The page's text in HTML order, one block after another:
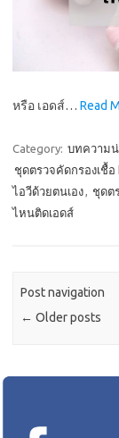
หรือ เอดส์… Read
Category: บทความ
ชุดตรวจคัดกรองเชื้อ
ไอวีด้วยตนเอง
ชุดต
ไหนติดเอดส์
Post navigation
← Older posts